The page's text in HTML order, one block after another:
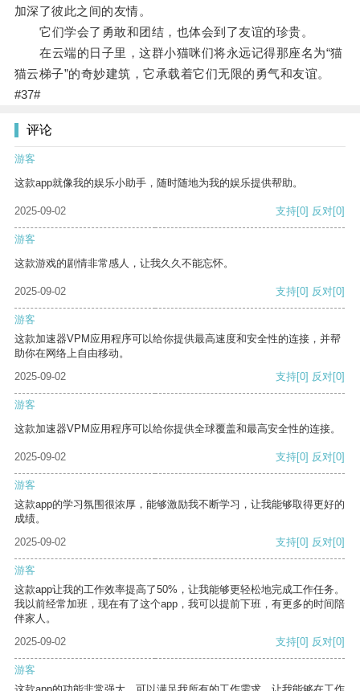
加深了彼此之间的友情。
它们学会了勇敢和团结，也体会到了友谊的珍贵。
在云端的日子里，这群小猫咪们将永远记得那座名为“猫
猫云梯子”的奇妙建筑，它承载着它们无限的勇气和友谊。
#37#
评论
游客
这款app就像我的娱乐小助手，随时随地为我的娱乐提供帮助。
2025-09-02 支持[0] 反对[0]
游客
这款游戏的剧情非常感人，让我久久不能忘怀。
2025-09-02 支持[0] 反对[0]
游客
这款加速器VPM应用程序可以给你提供最高速度和安全性的连接，并帮
助你在网络上自由移动。
2025-09-02
支持[0] 反对[0]
游客
这款加速器VPM应用程序可以给你提供全球覆盖和最高安全性的连接。
2025-09-02 支持[0] 反对[0]
游客
这款app的学习氛围很浓厚，能够激励我不断学习，让我能够取得更好的
成绩。
2025-09-02
支持[0] 反对[0]
游客
这款app让我的工作效率提高了50%，让我能够更轻松地完成工作任务。
我以前经常加班，现在有了这个app，我可以提前下班，有更多的时间陪
伴家人。
2025-09-02
支持[0] 反对[0]
游客